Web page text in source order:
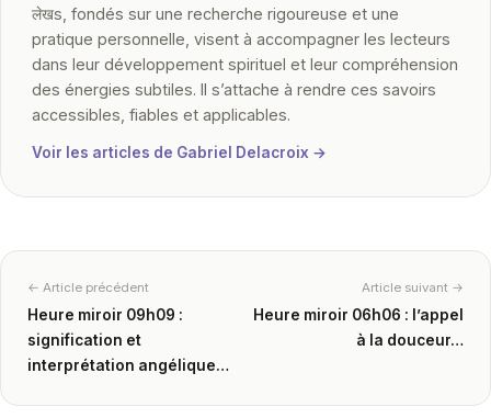
लेखs, fondés sur une recherche rigoureuse et une
pratique personnelle, visent à accompagner les lecteurs
dans leur développement spirituel et leur compréhension
des énergies subtiles. Il s’attache à rendre ces savoirs
accessibles, fiables et applicables.
Voir les articles de Gabriel Delacroix →
← Article précédent
Heure miroir 09h09 :
signification et
interprétation angélique…
Article suivant →
Heure miroir 06h06 : l’appel
à la douceur…